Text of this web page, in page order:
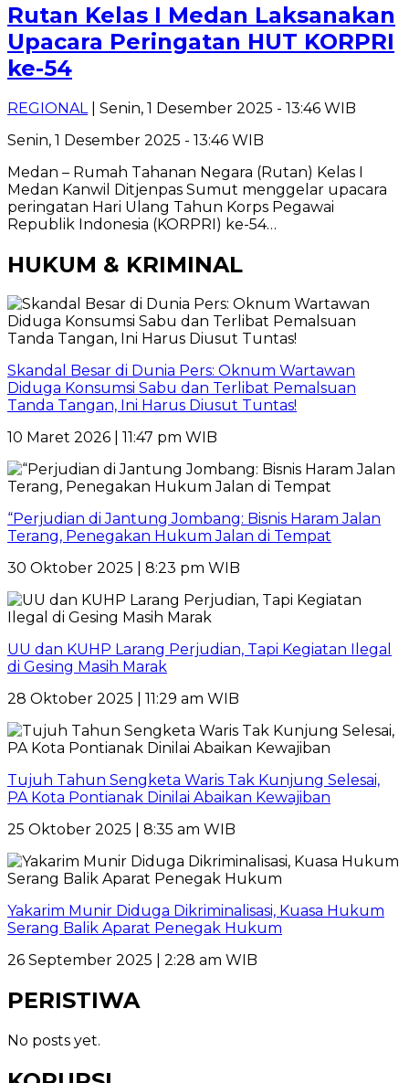
Rutan Kelas I Medan Laksanakan
Upacara Peringatan HUT KORPRI
ke-54
REGIONAL
| Senin, 1 Desember 2025 - 13:46 WIB
Senin, 1 Desember 2025 - 13:46 WIB
Medan – Rumah Tahanan Negara (Rutan) Kelas I
Medan Kanwil Ditjenpas Sumut menggelar upacara
peringatan Hari Ulang Tahun Korps Pegawai
Republik Indonesia (KORPRI) ke-54…
HUKUM & KRIMINAL
Skandal Besar di Dunia Pers: Oknum Wartawan
Diduga Konsumsi Sabu dan Terlibat Pemalsuan
Tanda Tangan, Ini Harus Diusut Tuntas!
10 Maret 2026 | 11:47 pm WIB
“Perjudian di Jantung Jombang: Bisnis Haram Jalan
Terang, Penegakan Hukum Jalan di Tempat
30 Oktober 2025 | 8:23 pm WIB
UU dan KUHP Larang Perjudian, Tapi Kegiatan Ilegal
di Gesing Masih Marak
28 Oktober 2025 | 11:29 am WIB
Tujuh Tahun Sengketa Waris Tak Kunjung Selesai,
PA Kota Pontianak Dinilai Abaikan Kewajiban
25 Oktober 2025 | 8:35 am WIB
Yakarim Munir Diduga Dikriminalisasi, Kuasa Hukum
Serang Balik Aparat Penegak Hukum
26 September 2025 | 2:28 am WIB
PERISTIWA
No posts yet.